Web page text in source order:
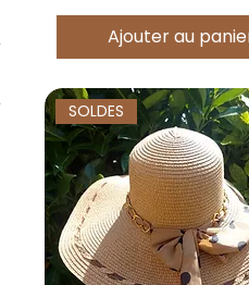
Ajouter au
SOLDES